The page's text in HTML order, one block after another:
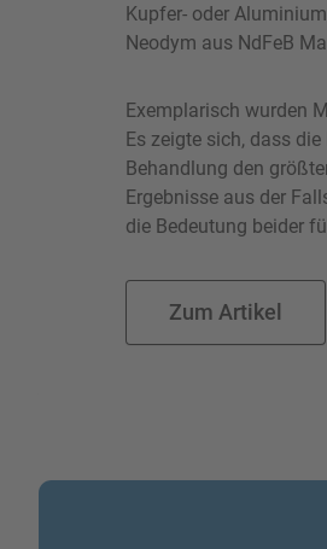
Kupfer- oder
Neodym aus NdFeB
Exemplarisch wurden
Es zeigte sich, dass
Behandlung den
Ergebnisse aus der
die Bedeutung beider
Zum Artikel